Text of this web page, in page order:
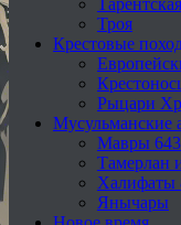
Троя
Крестовые
Рыцари
Мусульманские
Мавры 643
Тамерлан
Халифаты
Янычары